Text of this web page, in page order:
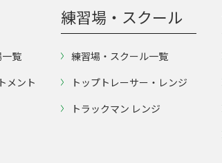
覧
メント
練習場・スクール
練習場・スクール一覧
トップトレーサー・レンジ
トラックマン レンジ